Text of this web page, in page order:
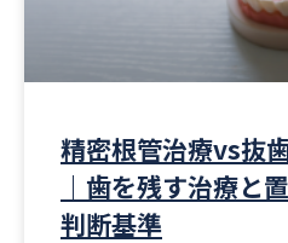
精密根管治療vs抜
｜歯を残す治療と
判断基準